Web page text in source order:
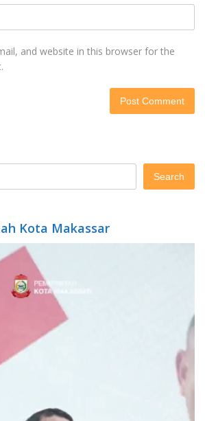
and website in this browser for the
Search
Kota Makassar